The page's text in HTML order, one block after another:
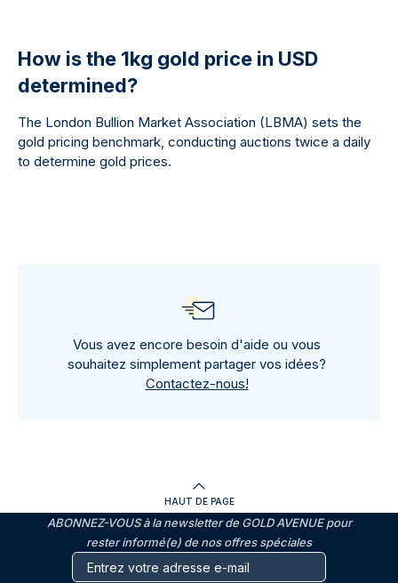
How is the 1kg gold price in USD
determined?
The London Bullion Market Association (LBMA) sets the
gold pricing benchmark, conducting auctions twice a daily
to determine gold prices.
Vous avez encore besoin d'aide ou vous
souhaitez simplement partager vos idées?
Contactez-nous!
HAUT DE PAGE
ABONNEZ-VOUS à la newsletter de GOLD AVENUE pour
rester informé(e) de nos offres spéciales